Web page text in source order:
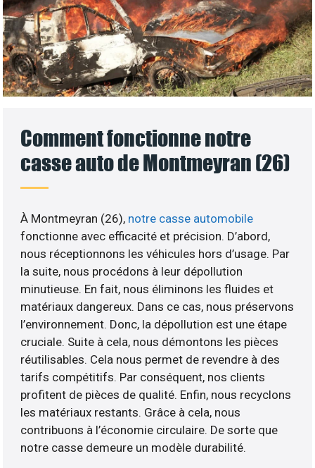
Comment fonctionne notre
casse auto de Montmeyran (26)
À Montmeyran (26), notre casse automobile
fonctionne avec efficacité et précision. D’abord,
nous réceptionnons les véhicules hors d’usage. Par
la suite, nous procédons à leur dépollution
minutieuse. En fait, nous éliminons les fluides et
matériaux dangereux. Dans ce cas, nous préservons
l’environnement. Donc, la dépollution est une étape
cruciale. Suite à cela, nous démontons les pièces
réutilisables. Cela nous permet de revendre à des
tarifs compétitifs. Par conséquent, nos clients
profitent de pièces de qualité. Enfin, nous recyclons
les matériaux restants. Grâce à cela, nous
contribuons à l’économie circulaire. De sorte que
notre casse demeure un modèle durabilité.